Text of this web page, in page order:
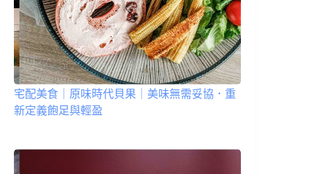
宅配美食｜原味時代貝果｜美味無需妥協．重
新定義飽足與輕盈